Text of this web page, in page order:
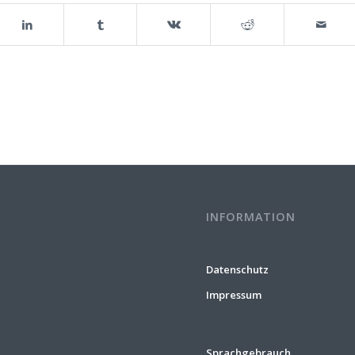
INFORMATION
Datenschutz
Impressum